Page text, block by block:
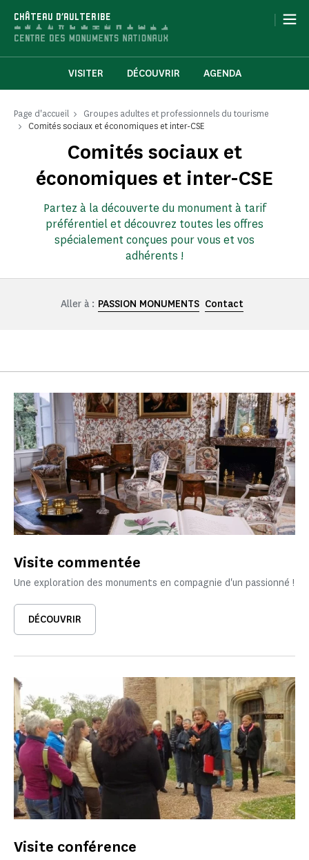
CHÂTEAU D'AULTERIBE |
VISITER DÉCOUVRIR AGENDA
Page d'accueil
Groupes adultes et professionnels du tourisme
Comités sociaux et économiques et inter-CSE
Comités sociaux et
économiques et inter-CSE
Partez à la découverte du monument à tarif
préférentiel et découvrez toutes les offres
spécialement conçues pour vous et vos
adhérents !
Aller à : PASSION MONUMENTS Contact
Visite commentée
Une exploration des monuments en compagnie d'un passionné !
DÉCOUVRIR
Visite conférence